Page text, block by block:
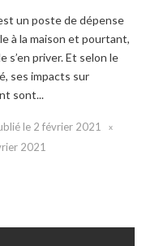
un poste de dépense
à la maison et pourtant,
s’en priver. Et selon le
ses impacts sur
sont...
le 2 février 2021
2021